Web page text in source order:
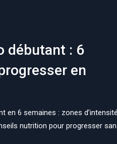
débutant : 6
en
en 6 semaines : zones
nutrition pour progresser